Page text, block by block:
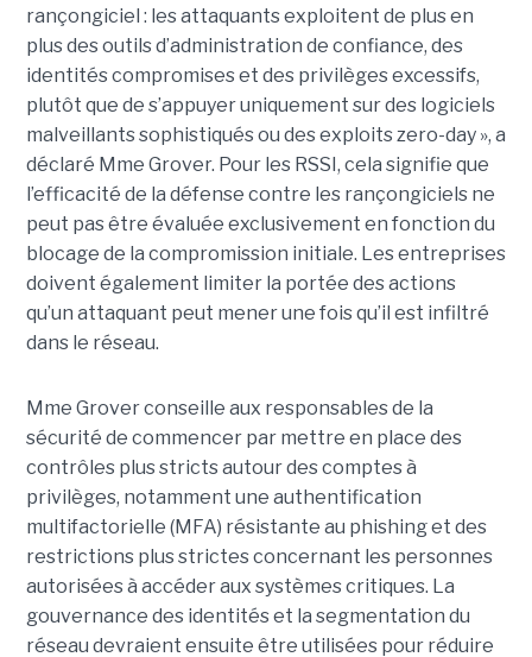
rançongiciel : les attaquants exploitent de plus en
plus des outils d’administration de confiance, des
identités compromises et des privilèges excessifs,
plutôt que de s’appuyer uniquement sur des logiciels
malveillants sophistiqués ou des exploits zero-day », a
déclaré Mme Grover. Pour les RSSI, cela signifie que
l’efficacité de la défense contre les rançongiciels ne
peut pas être évaluée exclusivement en fonction du
blocage de la compromission initiale. Les entreprises
doivent également limiter la portée des actions
qu’un attaquant peut mener une fois qu’il est infiltré
dans le réseau.
Mme Grover conseille aux responsables de la
sécurité de commencer par mettre en place des
contrôles plus stricts autour des comptes à
privilèges, notamment une authentification
multifactorielle (MFA) résistante au phishing et des
restrictions plus strictes concernant les personnes
autorisées à accéder aux systèmes critiques. La
gouvernance des identités et la segmentation du
réseau devraient ensuite être utilisées pour réduire